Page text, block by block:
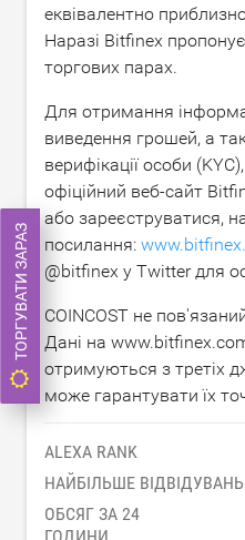
еквівалентно
Наразі Bitfinex
торгових парах.
Для отримання
виведення грошей, а
верифікації особи
офіційний веб-сайт
або зареєструватися,
посилання:
@bitfinex у Twitter для
COINCOST не
Дані на
отримуються з третіх
може гарантувати їх
ALEXA RANK
НАЙБІЛЬШЕ
ОБСЯГ ЗА 24
ТОРГУВАТИ ЗАРАЗ